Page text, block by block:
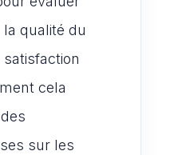
la qualité du
cela
sur les